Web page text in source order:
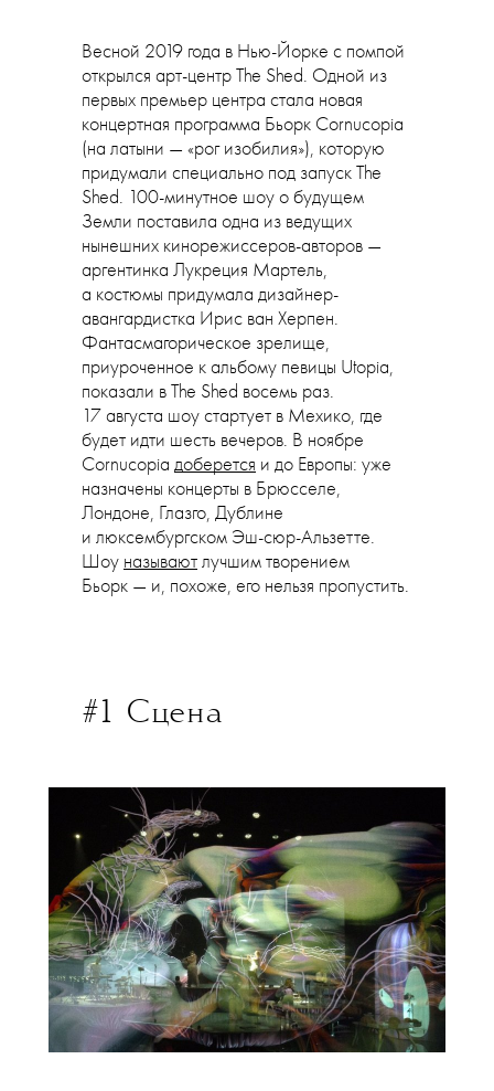
Весной 2019 года в Нью-Йорке с помпой
открылся арт-центр The Shed. Одной из
первых премьер центра стала новая
концертная программа Бьорк Cornucopia
(на латыни — «рог изобилия»), которую
придумали специально под запуск The
Shed. 100-минутное шоу о будущем
Земли поставила одна из ведущих
нынешних кинорежиссеров-авторов —
аргентинка Лукреция Мартель,
а костюмы придумала дизайнер-
авангардистка Ирис ван Херпен.
Фантасмагорическое зрелище,
приуроченное к альбому певицы Utopia,
показали в The Shed восемь раз.
17 августа шоу стартует в Мехико, где
будет идти шесть вечеров. В ноябре
Cornucopia доберется и до Европы: уже
назначены концерты в Брюсселе,
Лондоне, Глазго, Дублине
и люксембургском Эш-сюр-Альзетте.
Шоу называют лучшим творением
Бьорк — и, похоже, его нельзя пропустить.
#1 Сцена